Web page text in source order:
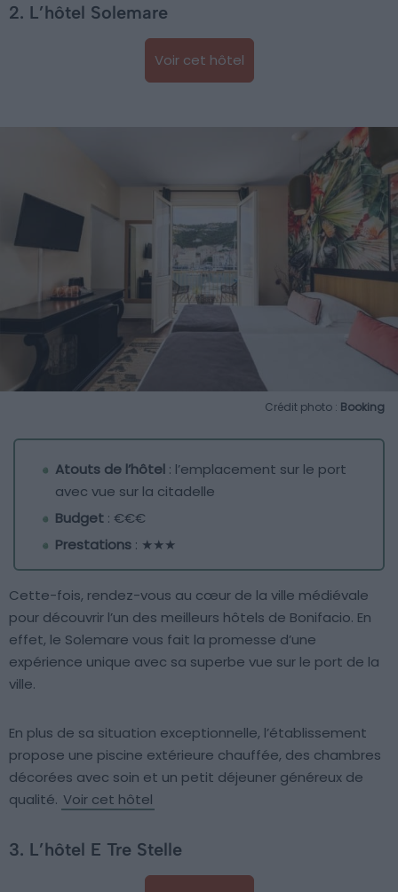
2. L’hôtel Solemare
Voir cet hôtel
Crédit photo : Booking
Atouts de l’hôtel : l’emplacement sur le port
avec vue sur la citadelle
Budget : €€€
Prestations : ★★★
Cette-fois, rendez-vous au cœur de la ville médiévale
pour découvrir l’un des meilleurs hôtels de Bonifacio. En
effet, le Solemare vous fait la promesse d’une
expérience unique avec sa superbe vue sur le port de la
ville.
En plus de sa situation exceptionnelle, l’établissement
propose une piscine extérieure chauffée, des chambres
décorées avec soin et un petit déjeuner généreux de
qualité. Voir cet hôtel
3. L’hôtel E Tre Stelle